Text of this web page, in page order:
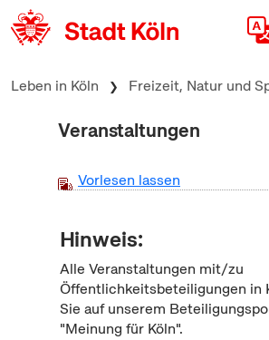
zum Inhalt springen
Leben in Köln Freizeit, Natur und
Veranstaltungen
Vorlesen lassen
Hinweis:
Alle Veranstaltungen mit/zu
Öffentlichkeitsbeteiligungen in
Sie auf unserem
"Meinung für Köln".